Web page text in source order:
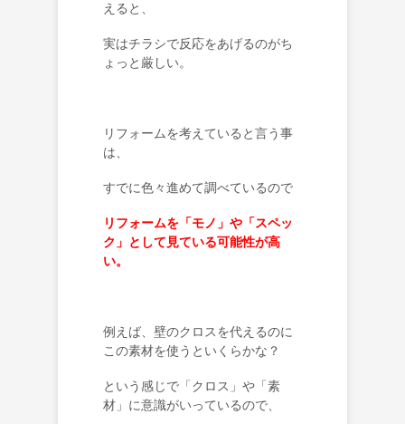
えると、
実はチラシで反応をあげるのがち
ょっと厳しい。
リフォームを考えていると言う事
は、
すでに色々進めて調べているので
リフォームを「モノ」や「スペッ
ク」として見ている可能性が高
い。
例えば、壁のクロスを代えるのに
この素材を使うといくらかな？
という感じで「クロス」や「素
材」に意識がいっているので、